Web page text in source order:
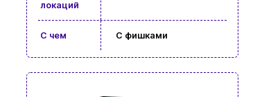
локаций
С чем С фишками